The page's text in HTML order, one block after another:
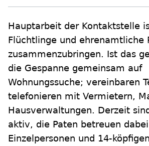
Hauptarbeit der Kontaktstelle
Flüchtlinge und ehrenamtliche
zusammenzubringen. Ist das
die Gespanne gemeinsam auf
Wohnungssuche; vereinbaren
telefonieren mit Vermietern,
Hausverwaltungen. Derzeit
aktiv, die Paten betreuen
Einzelpersonen und 14-